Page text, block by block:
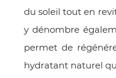
du soleil tout en
y dénombre
permet de
hydratant naturel